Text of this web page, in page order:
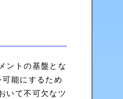
ントの基盤とな
能にするため
いて不可欠なツ